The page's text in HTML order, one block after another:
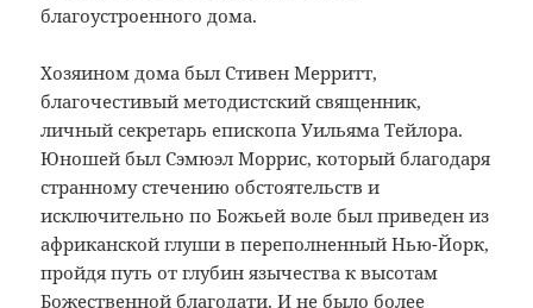
благоустроенного дома.
Хозяином дома был Стивен Мерритт,
благочестивый методистский священник,
личный секретарь епископа Уильяма Тейлора.
Юношей был Сэмюэл Моррис, который благодаря
странному стечению обстоятельств и
исключительно по Божьей воле был приведен из
африканской глуши в переполненный Нью-Йорк,
пройдя путь от глубин язычества к высотам
Божественной благодати. И не было более